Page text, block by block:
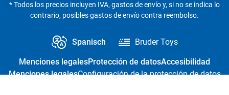
* Todos los precios incluyen IVA, gastos de envío y, si no se indica lo
contrario, posibles gastos de envío contra reembolso.
Spanisch Bruder Toys
Menciones legalesProtección de datosAccesibilidad
Menciones legalesConfiguración de la protección de datos